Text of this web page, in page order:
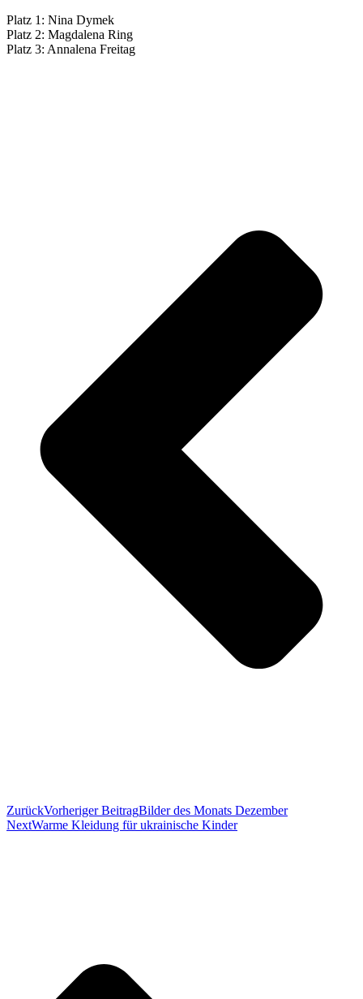
Platz 1: Nina Dymek
Platz 2: Magdalena Ring
Platz 3: Annalena Freitag
ZurückVorheriger BeitragBilder des Monats Dezember
NextWarme Kleidung für ukrainische Kinder